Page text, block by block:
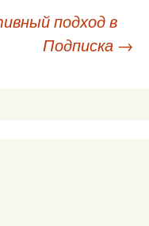
подход в
Подписка →